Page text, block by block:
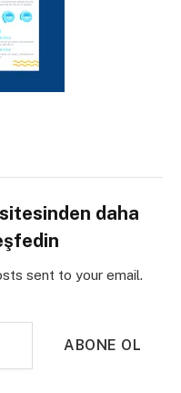
daha
sent to your email.
ABONE OL